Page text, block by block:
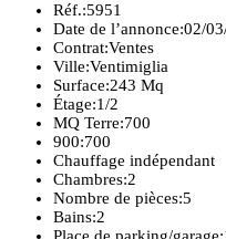
Réf.:5951
Date de l’annonce:02/
Contrat:Ventes
Ville:Ventimiglia
Surface:243 Mq
Étage:1/2
MQ Terre:700
900:700
Chauffage indépendant
Chambres:2
Nombre de pièces:5
Bains:2